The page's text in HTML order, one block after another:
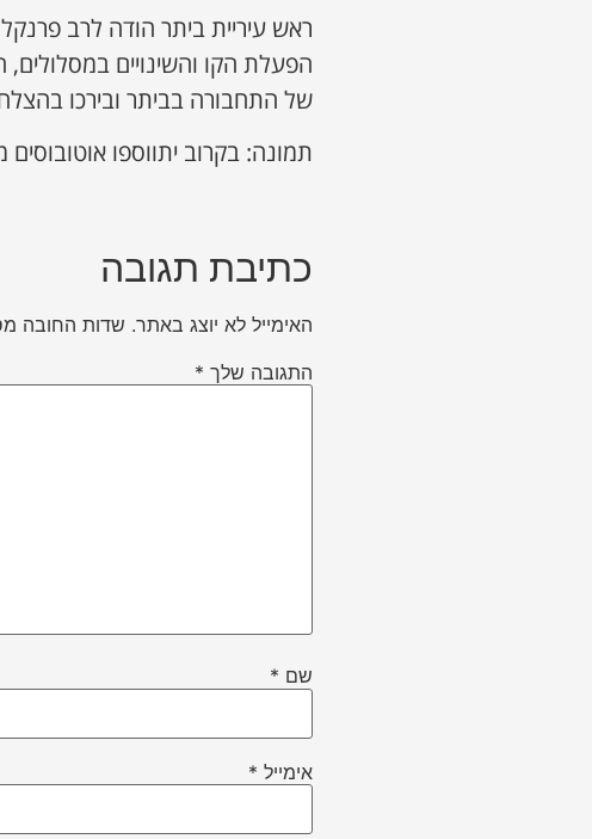
ראש עיריית ביתר הודה לרב
הפעלת הקו והשינויים במסלולים,
של התחבורה בביתר ובירכו
תמונה: בקרוב יתווספו
כתיבת תגובה
האימייל לא יוצג באתר. שדות החובה
התגובה שלך *
שם *
אימייל *